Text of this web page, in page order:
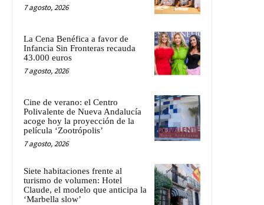
7 agosto, 2026
La Cena Benéfica a favor de
Infancia Sin Fronteras recauda
43.000 euros
7 agosto, 2026
Cine de verano: el Centro
Polivalente de Nueva Andalucía
acoge hoy la proyección de la
película ‘Zootrópolis’
7 agosto, 2026
Siete habitaciones frente al
turismo de volumen: Hotel
Claude, el modelo que anticipa la
‘Marbella slow’